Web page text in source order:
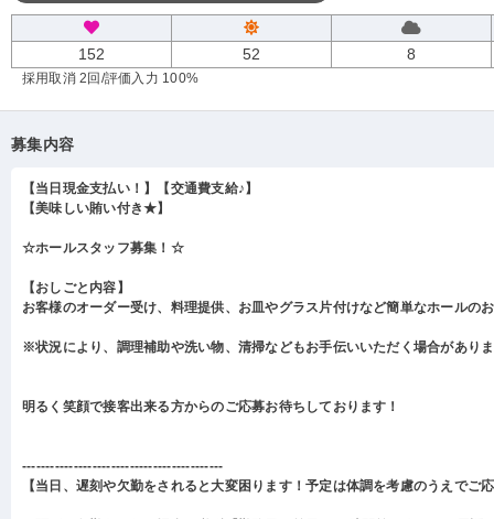
152 52 8
採用取消 2回 /評価入力 100%
募集内容
【当日現金支払い！】【交通費支給♪】
【美味しい賄い付き★】
☆ホールスタッフ募集！☆
【おしごと内容】
お客様のオーダー受け、料理提供、お皿やグラス片付けなど簡単なホールの
※状況により、調理補助や洗い物、清掃などもお手伝いいただく場合があり
明るく笑顔で接客出来る方からのご応募お待ちしております！
-------------------------------------------
【当日、遅刻や欠勤をされると大変困ります！予定は体調を考慮のうえでご